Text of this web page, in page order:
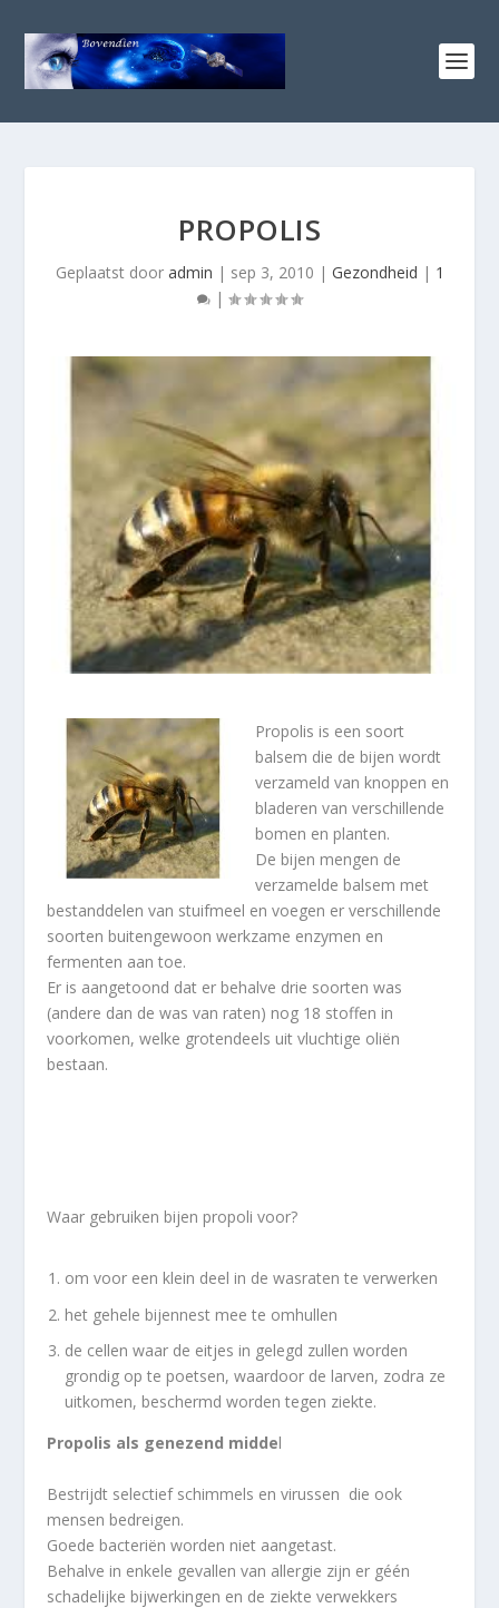
PROPOLIS
Geplaatst door admin | sep 3, 2010 | Gezondheid | 1
|
Propolis is een soort
balsem die de bijen wordt
verzameld van knoppen en
bladeren van verschillende
bomen en planten.
De bijen mengen de
verzamelde balsem met
bestanddelen van stuifmeel en voegen er verschillende
soorten buitengewoon werkzame enzymen en
fermenten aan toe.
Er is aangetoond dat er behalve drie soorten was
(andere dan de was van raten) nog 18 stoffen in
voorkomen, welke grotendeels uit vluchtige oliën
bestaan.
Waar gebruiken bijen propoli voor?
om voor een klein deel in de wasraten te verwerken
het gehele bijennest mee te omhullen
de cellen waar de eitjes in gelegd zullen worden
grondig op te poetsen, waardoor de larven, zodra ze
uitkomen, beschermd worden tegen ziekte.
Propolis als genezend middel
Bestrijdt selectief schimmels en virussen die ook
mensen bedreigen.
Goede bacteriën worden niet aangetast.
Behalve in enkele gevallen van allergie zijn er géén
schadelijke bijwerkingen en de ziekte verwekkers